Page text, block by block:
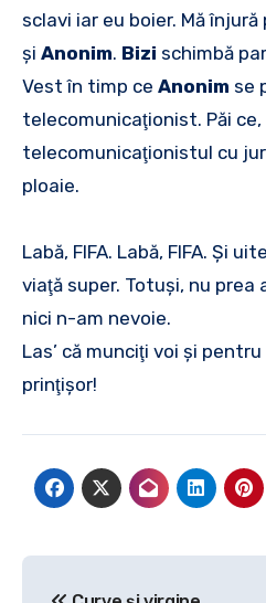
sclavi iar eu boier. Mă
şi Anonim. Bizi schimbă
Vest în timp ce Anonim se
telecomunicaţionist. Păi
telecomunicaţionistul cu
ploaie.
Labă, FIFA. Labă, FIFA. Şi
viaţă super. Totuşi, nu prea
nici n-am nevoie.
Las’ că munciţi voi şi
prinţişor!